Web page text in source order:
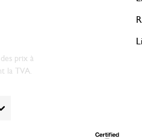
prix à
la TVA.